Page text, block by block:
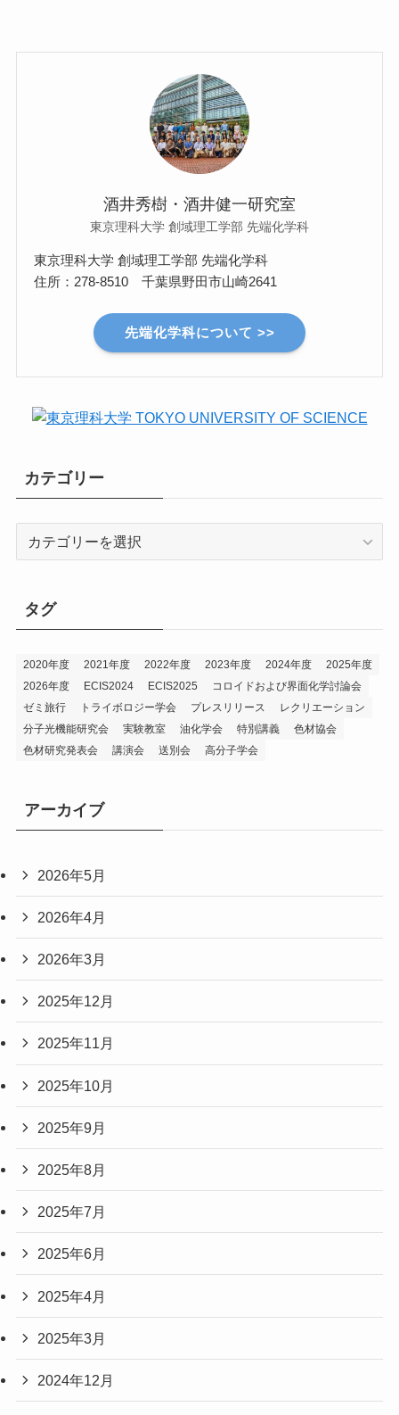
酒井秀樹・酒井健一研究室
東京理科大学 創域理工学部 先端化学科
東京理科大学 創域理工学部 先端化学科
住所：278-8510 千葉県野田市山崎2641
先端化学科について >>
カテゴリー
ー
タグ
2020年度 2021年度 2022年度 2023年度 2024年度
2025年度
2026年度
ECIS2024 ECIS2025
コロイドおよび界面化学討論会
ゼミ旅行
トライボロジー学会 プレスリリース
レクリエーション
分子光機能研究会
実験教室 油化学会 特別講義
色材協会
色材研究発表会
講演会 送別会 高分子学会
アーカイブ
2026年5月
2026年4月
2026年3月
2025年12月
2025年11月
2025年10月
2025年9月
2025年8月
2025年7月
2025年6月
2025年4月
2025年3月
2024年12月